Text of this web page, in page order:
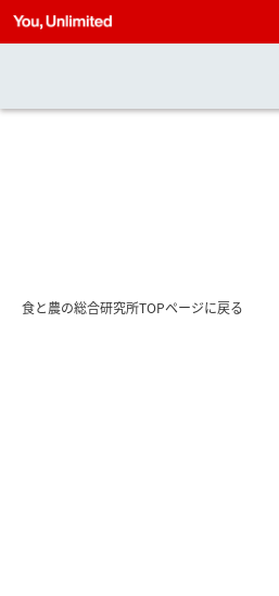
食と農の総合研究所TOPページに戻る